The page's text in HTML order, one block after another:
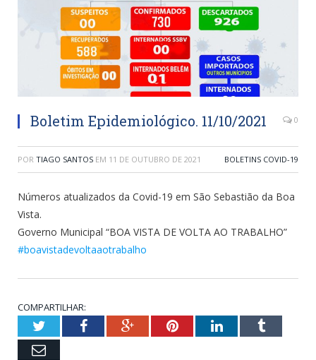
Boletim Epidemiológico. 11/10/2021 0
POR TIAGO SANTOS EM 11 DE OUTUBRO DE 2021 BOLETINS COVID-19
Números atualizados da Covid-19 em São Sebastião da Boa
Vista.
Governo Municipal “BOA VISTA DE VOLTA AO TRABALHO”
#boavistadevoltaaotrabalho
COMPARTILHAR:
TwitterFacebookGoogle+PinterestLinkedInTumblr
Email